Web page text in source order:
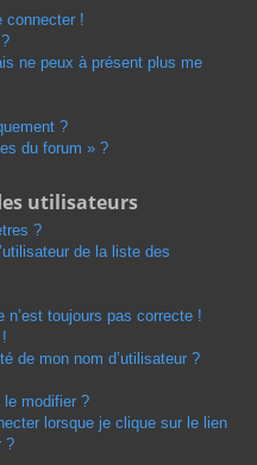
connecter !
ne peux à présent plus me
?
du forum » ?
utilisateurs
?
de la liste des
n’est toujours pas correcte !
de mon nom d’utilisateur ?
modifier ?
lorsque je clique sur le lien
?